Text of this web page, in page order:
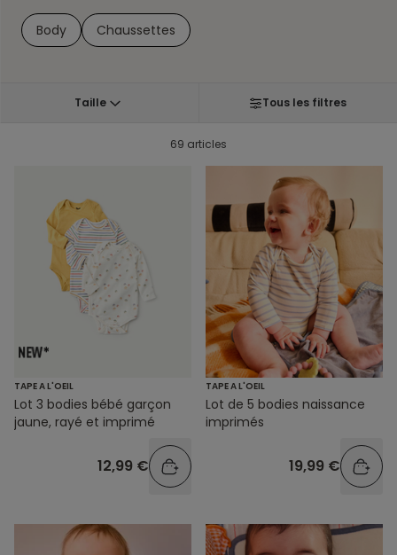
Body Chaussettes
Taille Tous les filtres
69 articles
TAPE A L'OEIL
Lot 3 bodies bébé garçon
jaune, rayé et imprimé
12,99 €
TAPE A L'OEIL
Lot de 5 bodies naissance
imprimés
19,99 €